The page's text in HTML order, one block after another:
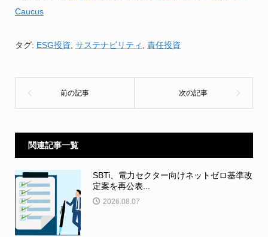
Caucus
タグ: ESG投資 サステナビリティ 責任投資
関連記事一覧
SBTi、電力セクター向けネットゼロ基準改
定案を再公表...
2026.08.07